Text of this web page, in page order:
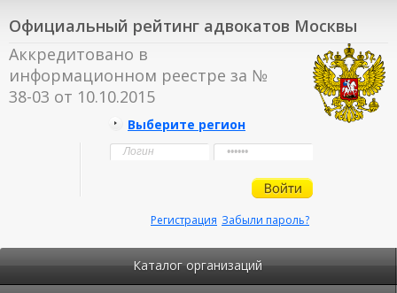
Официальный рейтинг адвокатов Москвы
Аккредитовано в
информационном реестре за №
38-03 от 10.10.2015
Выберите регион
Забыли пароль?
Регистрация
Каталог организаций